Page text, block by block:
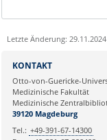
Letzte Änderung:
KONTAKT
Otto-von-Guericke-
Medizinische Fakultät
Medizinische
39120 Magdeburg
Tel.: +49-391-67-14300